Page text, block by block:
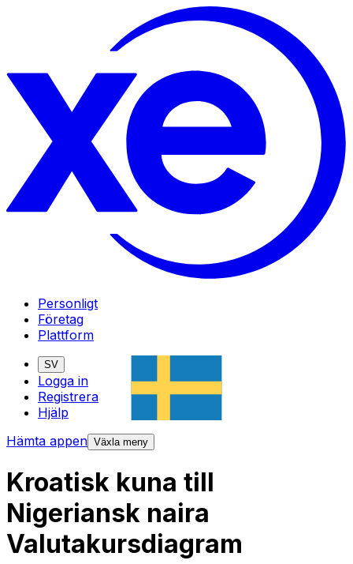
Personligt
Företag
Plattform
SV
Logga in
Registrera
Hjälp
Hämta appen Växla meny
Kroatisk kuna till
Nigeriansk naira
Valutakursdiagram